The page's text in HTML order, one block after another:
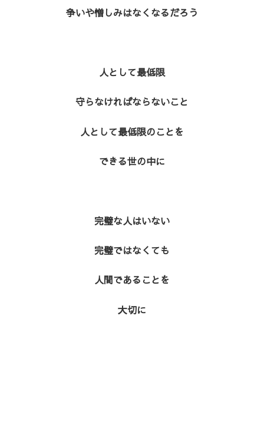
争いや憎しみはなくなるだろう
人として最低限
守らなければならないこと
人として最低限のことを
できる世の中に
完璧な人はいない
完璧ではなくても
人間であることを
大切に